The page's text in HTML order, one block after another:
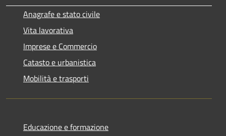
Anagrafe e stato civile
Vita lavorativa
Imprese e Commercio
Catasto e urbanistica
Mobilità e trasporti
Educazione e formazione